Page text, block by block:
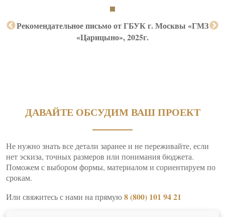
Рекомендательное письмо от ГБУК г. Москвы «ГМЗ
«Царицыно», 2025г.
ДАВАЙТЕ ОБСУДИМ ВАШ ПРОЕКТ
Не нужно знать все детали заранее и не переживайте, если
нет эскиза, точных размеров или понимания бюджета.
Поможем с выбором формы, материалом и сориентируем по
срокам.
Или свяжитесь с нами на прямую8 (800) 101 94 21